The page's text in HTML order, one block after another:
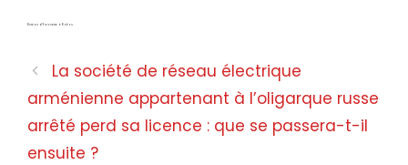
Bureau d’Euronews à Bakou
La société de réseau électrique
arménienne appartenant à l’oligarque russe
arrêté perd sa licence : que se passera-t-il
ensuite ?